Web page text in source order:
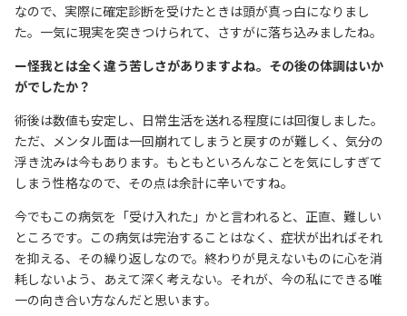
なので、実際に確定診断を受けたときは頭が真っ白になりまし
た。一気に現実を突きつけられて、さすがに落ち込みましたね。
ー怪我とは全く違う苦しさがありますよね。その後の体調はいか
がでしたか？
術後は数値も安定し、日常生活を送れる程度には回復しました。
ただ、メンタル面は一回崩れてしまうと戻すのが難しく、気分の
浮き沈みは今もあります。もともといろんなことを気にしすぎて
しまう性格なので、その点は余計に辛いですね。
今でもこの病気を「受け入れた」かと言われると、正直、難しい
ところです。この病気は完治することはなく、症状が出ればそれ
を抑える、その繰り返しなので。終わりが見えないものに心を消
耗しないよう、あえて深く考えない。それが、今の私にできる唯
一の向き合い方なんだと思います。